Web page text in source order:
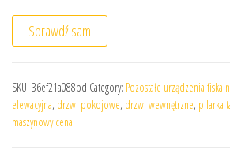
Sprawdź sam
SKU: 36ef21a088bd Category: Pozostałe urządzenia
elewacyjna, drzwi pokojowe, drzwi wewnętrzne, pilarka
maszynowy cena